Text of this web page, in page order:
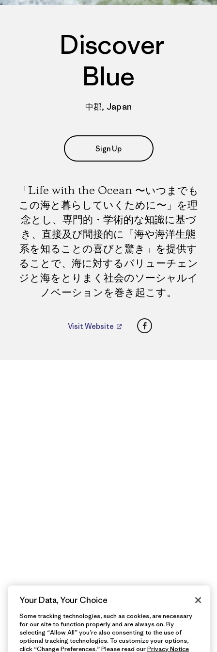
Discover
Blue
中郡, Japan
Sign Up
「Life with the Ocean 〜いつまでも
この海と暮らしていくために〜」を理
念とし、専門的・学術的な知識に基づ
き、直接及び間接的に「海や海洋生態
系を知ることの喜びと驚き」を提供す
ることで、海に対するバリューチェン
ジと海をとりまく社会のソーシャルイ
ノベーションを巻き起こす。
Visit Website Facebook
Your Data, Your Choice
Some tracking technologies, such as cookies, are necessary
for our site to function properly and are always on. By
selecting “Allow All” you’re also consenting to the use of
optional tracking technologies. To customize your options,
click “Change Preferences.” Please read ourPrivacy Notice